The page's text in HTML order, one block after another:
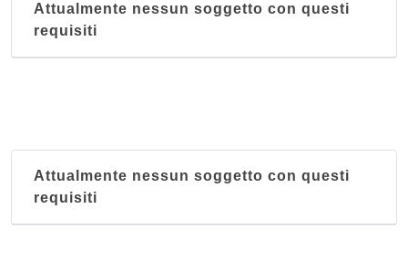
Attualmente nessun soggetto con questi
requisiti
Attualmente nessun soggetto con questi
requisiti